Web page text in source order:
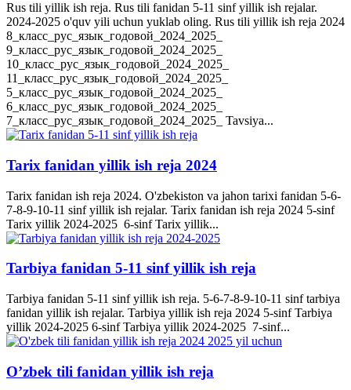
Rus tili yillik ish reja. Rus tili fanidan 5-11 sinf yillik ish rejalar.
2024-2025 o'quv yili uchun yuklab oling. Rus tili yillik ish reja 2024
8_класс_рус_язык_годовой_2024_2025_
9_класс_рус_язык_годовой_2024_2025_
10_класс_рус_язык_годовой_2024_2025_
11_класс_рус_язык_годовой_2024_2025_
5_класс_рус_язык_годовой_2024_2025_
6_класс_рус_язык_годовой_2024_2025_
7_класс_рус_язык_годовой_2024_2025_ Tavsiya...
Tarix fanidan yillik ish reja 2024
Tarix fanidan ish reja 2024. O'zbekiston va jahon tarixi fanidan 5-6-
7-8-9-10-11 sinf yillik ish rejalar. Tarix fanidan ish reja 2024 5-sinf
Tarix yillik 2024-2025 6-sinf Tarix yillik...
Tarbiya fanidan 5-11 sinf yillik ish reja
Tarbiya fanidan 5-11 sinf yillik ish reja. 5-6-7-8-9-10-11 sinf tarbiya
fanidan yillik ish rejalar. Tarbiya yillik ish reja 2024 5-sinf Tarbiya
yillik 2024-2025 6-sinf Tarbiya yillik 2024-2025 7-sinf...
O’zbek tili fanidan yillik ish reja